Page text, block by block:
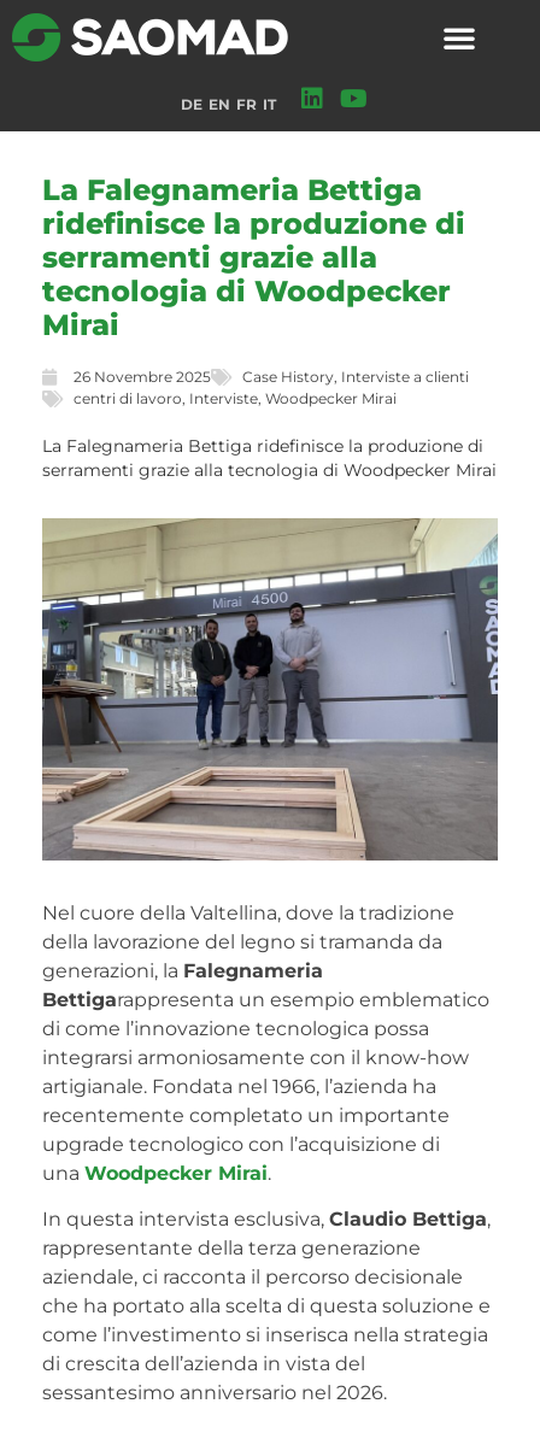
DE EN FR IT
La Falegnameria Bettiga
ridefinisce la produzione di
serramenti grazie alla
tecnologia di Woodpecker
Mirai
26 Novembre 2025 Case History, Interviste a clienti
centri di lavoro, Interviste, Woodpecker Mirai
La Falegnameria Bettiga ridefinisce la produzione di
serramenti grazie alla tecnologia di Woodpecker Mirai
Nel cuore della Valtellina, dove la tradizione
della lavorazione del legno si tramanda da
generazioni, la Falegnameria
Bettigarappresenta un esempio emblematico
di come l’innovazione tecnologica possa
integrarsi armoniosamente con il know-how
artigianale. Fondata nel 1966, l’azienda ha
recentemente completato un importante
upgrade tecnologico con l’acquisizione di
una Woodpecker Mirai.
In questa intervista esclusiva, Claudio Bettiga,
rappresentante della terza generazione
aziendale, ci racconta il percorso decisionale
che ha portato alla scelta di questa soluzione e
come l’investimento si inserisca nella strategia
di crescita dell’azienda in vista del
sessantesimo anniversario nel 2026.